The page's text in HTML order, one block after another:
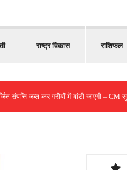
राष्ट्र विकास राशिफल
जब्त कर गरीबों में बांटी जाएगी – CM सुक्खू